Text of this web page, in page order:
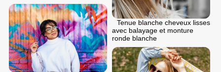
Tenue blanche cheveux lisses
avec balayage et monture
ronde blanche